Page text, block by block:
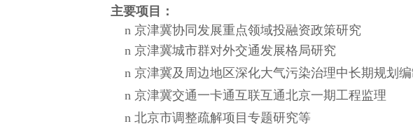
主要项目：
n 京津冀协同发展重点领域投融资政策研究
n 京津冀城市群对外交通发展格局研究
n 京津冀及周边地区深化大气污染治理中长期规划
n 京津冀交通一卡通互联互通北京一期工程监理
n 北京市调整疏解项目专题研究等